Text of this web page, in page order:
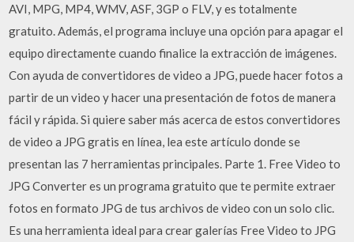
AVI, MPG, MP4, WMV, ASF, 3GP o FLV, y es totalmente
gratuito. Además, el programa incluye una opción para apagar el
equipo directamente cuando finalice la extracción de imágenes.
Con ayuda de convertidores de video a JPG, puede hacer fotos a
partir de un video y hacer una presentación de fotos de manera
fácil y rápida. Si quiere saber más acerca de estos convertidores
de video a JPG gratis en línea, lea este artículo donde se
presentan las 7 herramientas principales. Parte 1. Free Video to
JPG Converter es un programa gratuito que te permite extraer
fotos en formato JPG de tus archivos de video con un solo clic.
Es una herramienta ideal para crear galerías Free Video to JPG